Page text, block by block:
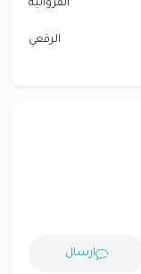
الفروانية
الرقعي
ارسال